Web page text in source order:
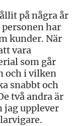
på några år
har
kunder. När
vara
som går
och i vilken
snabbt och
två andra är
jag upplever